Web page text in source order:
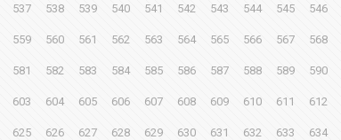
537 538 539 540 541 542 543 544 545 546
559 560 561 562 563 564 565 566 567 568
581 582 583 584 585 586 587 588 589 590
603 604 605 606 607 608 609 610 611 612
625 626 627 628 629 630 631 632 633 634